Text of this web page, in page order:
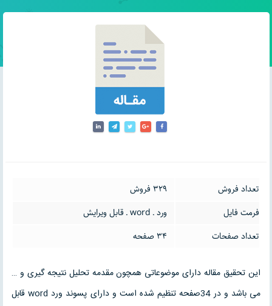
تعداد فروش
329 فروش
فرمت فایل
ورد ـ word ـ قابل ویرایش
تعداد صفحات
34 صفحه
این تحقیق مقاله دارای موضوعاتی همچون مقدمه تحلیل نتیجه گیری و …
می باشد و در 34صفحه تنظیم شده است و دارای پسوند ورد word قابل